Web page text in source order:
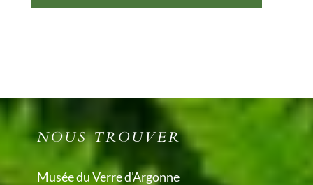
NOUS TROUVER
Musée du Verre d'Argonne